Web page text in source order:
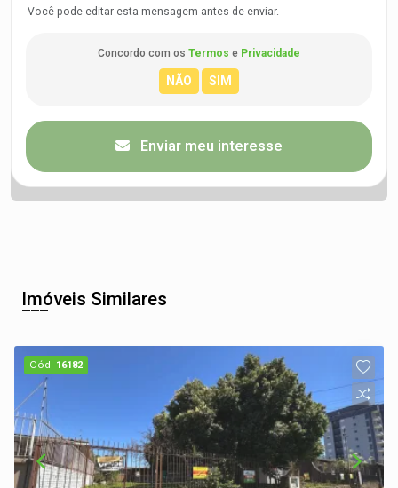
Você pode editar esta mensagem antes de enviar.
Concordo com os Termos e Privacidade
Enviar meu interesse
Imóveis Similares
Cód. 16182